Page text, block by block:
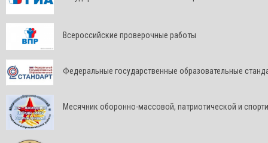
Всероссийские проверочные работы
Федеральные государственные образовательные
Месячник оборонно-массовой, патриотической и